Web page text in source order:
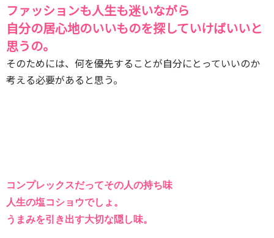
ファッションも人生も迷いながら
自分の居心地のいいものを探していけばいいと
思うの。
そのためには、何を優先することが自分にとっていいのか
考える必要があると思う。
コンプレックスだってその人の持ち味
人生の塩コショウでしょ。
うまみを引き出す大切な隠し味。